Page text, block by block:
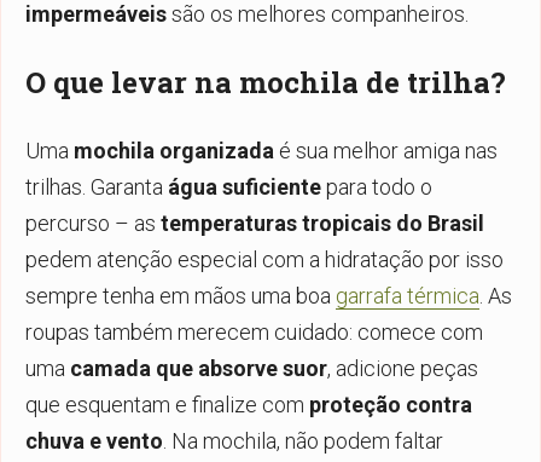
impermeáveissão os melhores companheiros.
O que levar na mochila de trilha?
Uma mochila organizada é sua melhor amiga nas
trilhas. Garanta água suficientepara todo o
percurso – as temperaturas tropicais do Brasil
pedem atenção especial com a hidratação por isso
sempre tenha em mãos uma boa garrafa térmica . As
roupas também merecem cuidado: comece com
uma camada que absorve suor, adicione peças
que esquentam e finalize com proteção contra
chuva e vento . Na mochila, não podem faltar